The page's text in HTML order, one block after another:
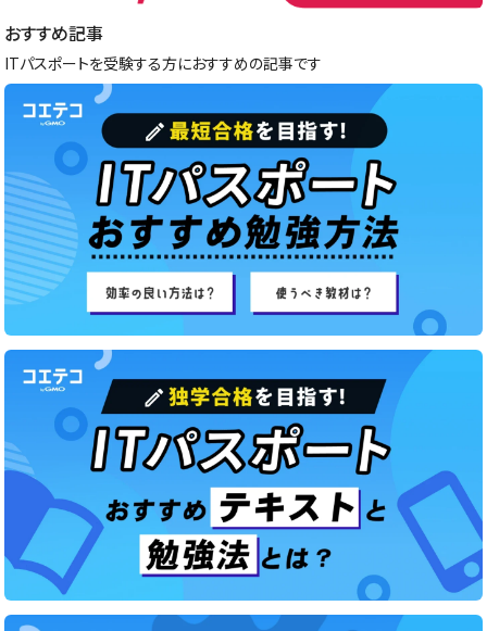
おすすめ記事
ITパスポートを受験する方におすすめの記事です